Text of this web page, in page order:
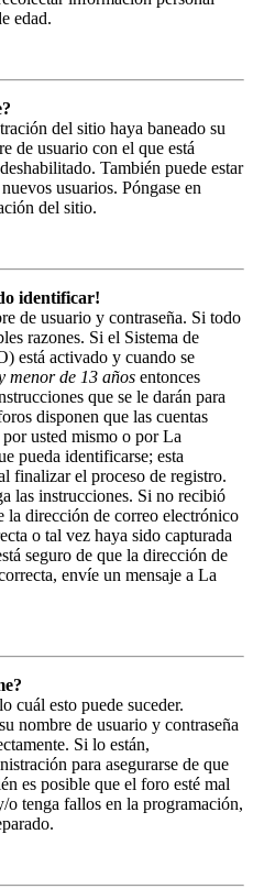
edad.
del sitio haya baneado su
de usuario con el que está
También puede estar
usuarios. Póngase en
del sitio.
identificar!
de usuario y contraseña. Si todo
razones. Si el Sistema de
está activado y cuando se
menor de 13 años entonces
que se le darán para
disponen que las cuentas
por usted mismo o por La
pueda identificarse; esta
finalizar el proceso de registro.
las instrucciones. Si no recibió
la dirección de correo electrónico
o tal vez haya sido capturada
seguro de que la dirección de
envíe un mensaje a La
cuál esto puede suceder.
nombre de usuario y contraseña
Si lo están,
para asegurarse de que
es posible que el foro esté mal
tenga fallos en la programación,